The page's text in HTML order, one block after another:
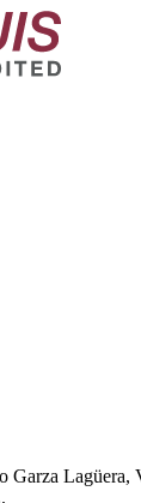
Garza Lagüera,